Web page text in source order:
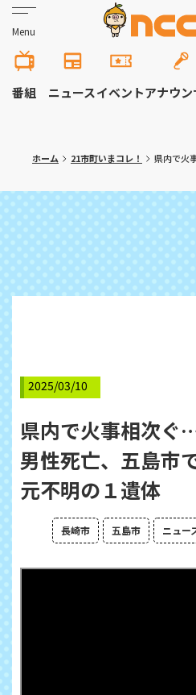
Menu
番組 ニュースイベントアナウン
ホーム 21市町いまコレ！ 県内で火事相次
2025/03/10
県内で火事相次ぐ
男性死亡、五島市
元不明の１遺体
長崎市 五島市 ニュー